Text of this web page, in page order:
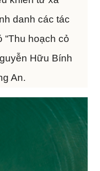
danh các tác
“Thu hoạch cỏ
Hữu Bính
An.